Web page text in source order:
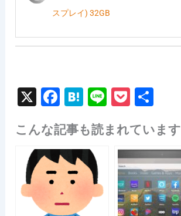
スプレイ) 32GB
X
F
c
e
b
o
o
H
e
n
a
Li
e
P
c
k
et
こんな記事も読まれています